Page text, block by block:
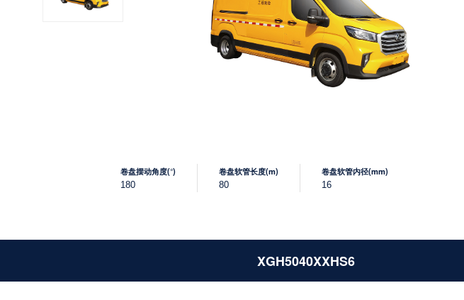
卷盘摆动角度(°)
180
卷盘软管长度(m)
80
卷盘软管内径(mm)
16
XGH5040XXHS6